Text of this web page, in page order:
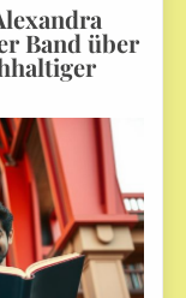
Band über